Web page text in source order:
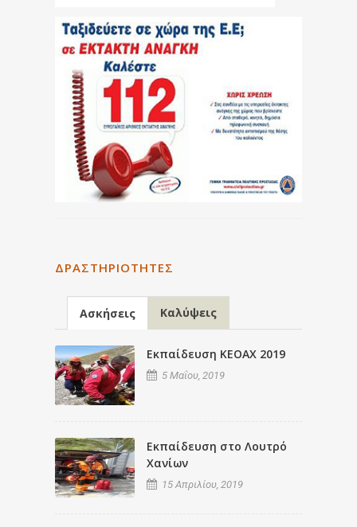
ΔΡΑΣΤΗΡΙΌΤΗΤΕΣ
Ασκήσεις Καλύψεις
Εκπαίδευση ΚΕΟΑΧ 2019
5 Μαΐου, 2019
Εκπαίδευση στο Λουτρό
Χανίων
15 Απριλίου, 2019